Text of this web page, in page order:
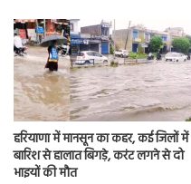
हरियाणा में मानसून का कहर, कई जिलों में
बारिश से हालात बिगड़े, करंट लगने से दो
भाइयों की मौत